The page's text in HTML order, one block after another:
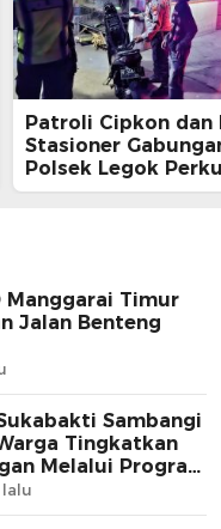
Patroli Cipkon dan
Stasioner
Polsek Legok
Keamanan Wilayah
Manggarai Timur
Jalan Benteng
Sambangi
Tingkatkan
Melalui Program
lalu